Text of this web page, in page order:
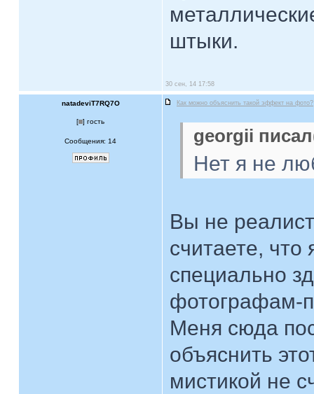
штыки.
30 сен, 14 17:58
natadeviT7RQ7O Как можно объяснить такой эффект на фото?
[ ] гость
Сообщения: 14 georgii
Нет я не
Вы не
считаете,
специально
фотографам-
Меня сюда
объяснить
мистикой не